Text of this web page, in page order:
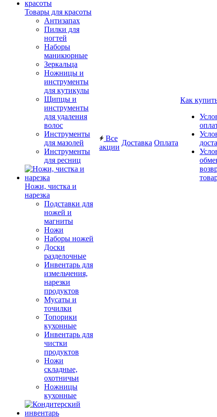
Товары для красоты
Антизапах
Пилки для
ногтей
Наборы
маникюрные
Зеркальца
Ножницы и
инструменты
для кутикулы
Щипцы и
инструменты
для удаления
волос
Инструменты
для мазолей
Инструменты
для ресниц
Ножи, чистка и
нарезка
Подставки для
ножей и
магниты
Ножи
Наборы ножей
Доски
разделочные
Инвентарь для
измельчения,
нарезки
продуктов
Мусаты и
точилки
Топорики
кухонные
Инвентарь для
чистки
продуктов
Ножи
складные,
охотничьи
Ножницы
кухонные
Все
акции
Доставка Оплата
Как